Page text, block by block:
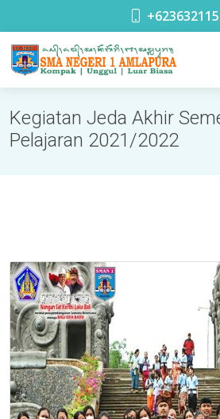
Kegiatan Jeda Akhir
Pelajaran 2021/2022